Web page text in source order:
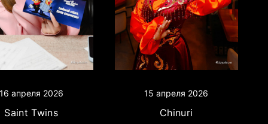
апреля 2026
Saint Twins
15 апреля 2026
Chinuri